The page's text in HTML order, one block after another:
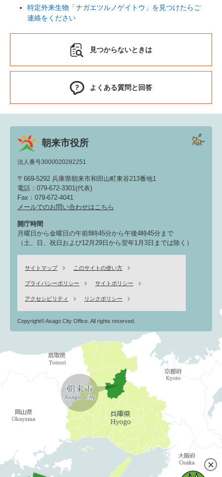
特定外来生物「ナガエツルノゲイトウ」を見つけたらご
連絡をください
見つからないときは
よくある質問と回答
朝来市役所
法人番号3000020282251
〒669-5292 兵庫県朝来市和田山町東谷213番地1
電話：079-672-3301(代表)
Fax：079-672-4041
メールでのお問い合わせはこちら
開庁時間
月曜日から金曜日の午前8時45分から午後4時45分まで
（土、日、祝日および12月29日から翌年1月3日までは除く）
サイトマップ このサイトの使い方
プライバシーポリシー サイトポリシー
アクセシビリティ リンクポリシー
Copyright© Asago City Office. All rights reserved.